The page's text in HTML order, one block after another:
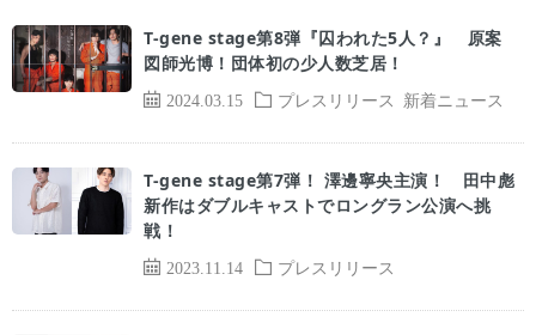
2024.03.15 プレスリリース 新着ニュース
T-gene stage第8弾『囚われた5人？』 原案
図師光博！団体初の少人数芝居！
2023.11.14 プレスリリース
T-gene stage第7弾！ 澤邊寧央主演！ 田中彪
新作はダブルキャストでロングラン公演へ挑
戦！